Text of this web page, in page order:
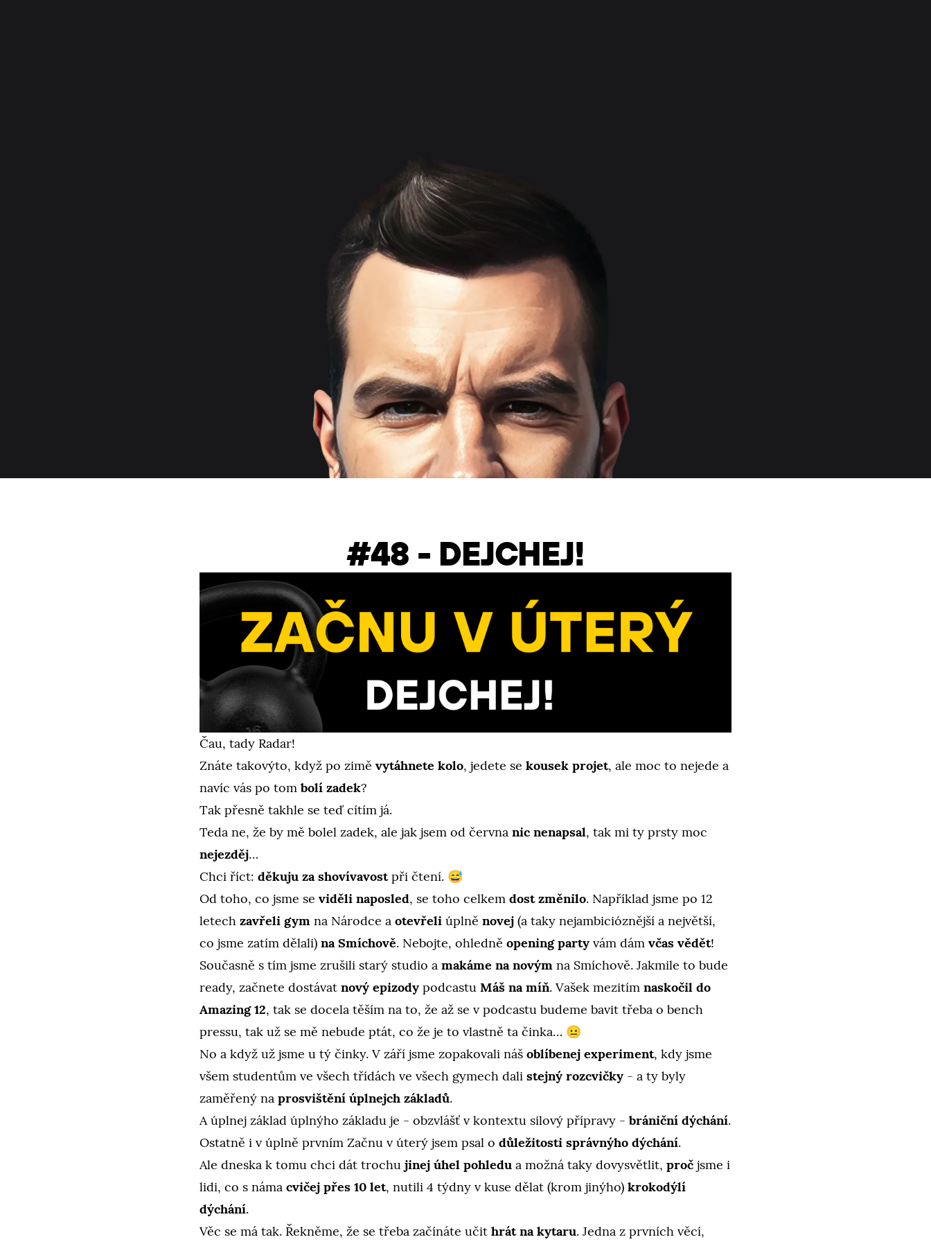
#48 - DEJCHEJ!
Čau, tady Radar!
Znáte takovýto, když po zimě vytáhnete kolo, jedete se kousek projet, ale moc to nejede a
navíc vás po tom bolí zadek?
Tak přesně takhle se teď cítím já.
Teda ne, že by mě bolel zadek, ale jak jsem od června nic nenapsal, tak mi ty prsty moc
nejezděj…
Chci říct: děkuju za shovívavostpři čtení. 😅
Od toho, co jsme se viděli naposled, se toho celkem dost změnilo. Například jsme po 12
letech zavřeli gym na Národce a otevřeli úplně novej (a taky nejambicióznější a největší,
co jsme zatím dělali) na Smíchově. Nebojte, ohledně opening party vám dám včas vědět!
Současně s tím jsme zrušili starý studio a makáme na novým na Smíchově. Jakmile to bude
ready, začnete dostávat nový epizody podcastu Máš na míň. Vašek mezitím naskočil do
Amazing 12, tak se docela těším na to, že až se v podcastu budeme bavit třeba o bench
pressu, tak už se mě nebude ptát, co že je to vlastně ta činka… 😐
No a když už jsme u tý činky. V září jsme zopakovali náš oblíbenej experiment, kdy jsme
všem studentům ve všech třídách ve všech gymech dali stejný rozcvičky - a ty byly
zaměřený na prosvištění úplnejch základů.
A úplnej základ úplnýho základu je - obzvlášť v kontextu silový přípravy - brániční dýchání.
Ostatně i v úplně prvním Začnu v úterý jsem psal o důležitosti správnýho dýchání.
Ale dneska k tomu chci dát trochu jinej úhel pohledu a možná taky dovysvětlit, proč jsme i
lidi, co s náma cvičej přes 10 let, nutili 4 týdny v kuse dělat (krom jinýho) krokodýlí
dýchání.
Věc se má tak. Řekněme, že se třeba začínáte učit hrát na kytaru. Jedna z prvních věcí,